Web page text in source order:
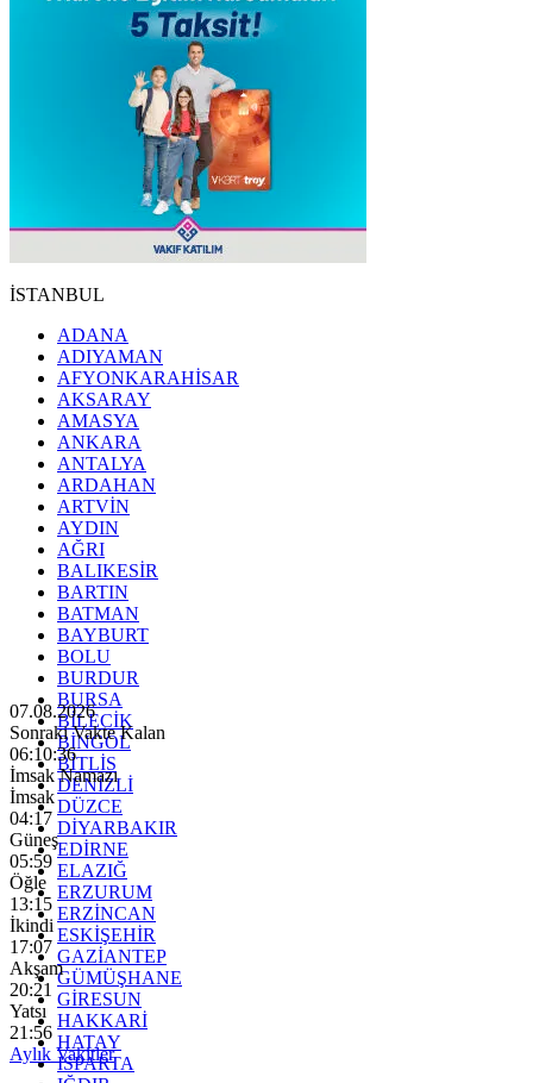
İSTANBUL
ADANA
ADIYAMAN
AFYONKARAHİSAR
AKSARAY
AMASYA
ANKARA
ANTALYA
ARDAHAN
ARTVİN
AYDIN
AĞRI
BALIKESİR
BARTIN
BATMAN
BAYBURT
BOLU
BURDUR
BURSA
BİLECİK
BİNGÖL
BİTLİS
DENİZLİ
DÜZCE
DİYARBAKIR
EDİRNE
ELAZIĞ
ERZURUM
ERZİNCAN
ESKİŞEHİR
GAZİANTEP
GÜMÜŞHANE
GİRESUN
HAKKARİ
HATAY
ISPARTA
07.08.2026
Sonraki Vakte Kalan
06:10:35
İmsak Namazı
İmsak
04:17
Güneş
05:59
Öğle
13:15
İkindi
17:07
Akşam
20:21
Yatsı
21:56
Aylık Vakitler